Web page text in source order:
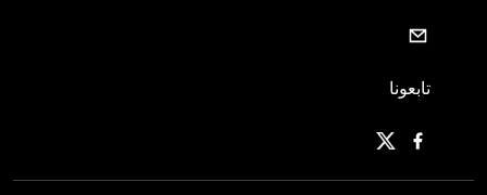
تابعونا